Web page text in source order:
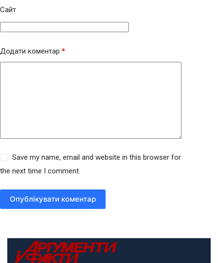
Сайт
Додати коментар *
Save my name, email and website in this browser for
the next time I comment.
Опублікувати коментар